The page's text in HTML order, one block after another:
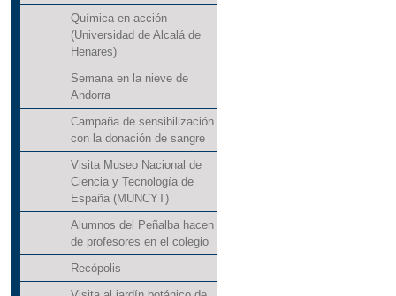
Química en acción
(Universidad de Alcalá de
Henares)
Semana en la nieve de
Andorra
Campaña de sensibilización
con la donación de sangre
Visita Museo Nacional de
Ciencia y Tecnología de
España (MUNCYT)
Alumnos del Peñalba hacen
de profesores en el colegio
Recópolis